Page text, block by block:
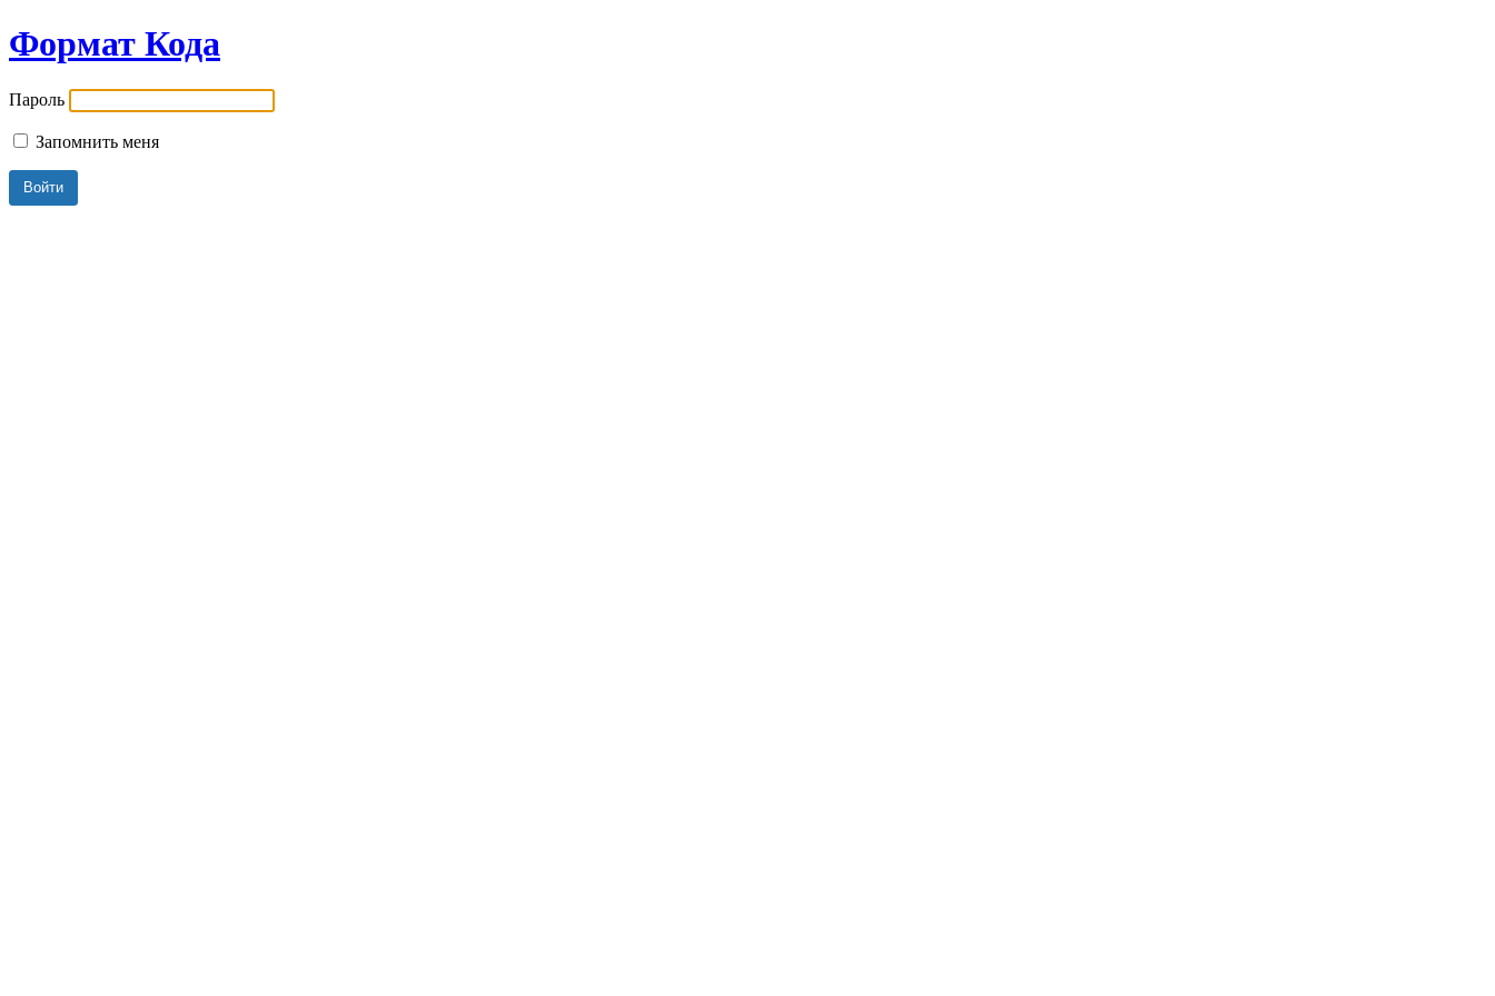
Формат Кода
Пароль
Запомнить меня